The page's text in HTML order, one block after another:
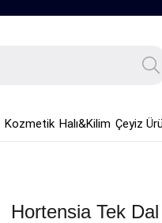
Kozmetik Halı&Kilim Çeyiz
Hortensia Tek